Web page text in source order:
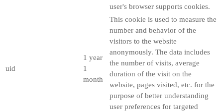
user's browser supports cookies.
uid
1 year
1
month
This cookie is used to measure the
number and behavior of the
visitors to the website
anonymously. The data includes
the number of visits, average
duration of the visit on the
website, pages visited, etc. for the
purpose of better understanding
user preferences for targeted